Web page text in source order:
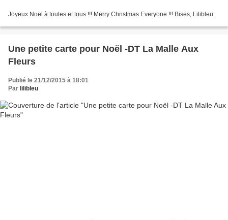
Joyeux Noël à toutes et tous !!! Merry Christmas Everyone !!! Bises, Lilibleu
Une petite carte pour Noël -DT La Malle Aux
Fleurs
Publié le 21/12/2015 à 18:01
Par lilibleu